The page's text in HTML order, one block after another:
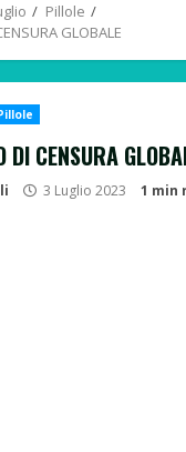
Pillole
GLOBALE
DI CENSURA
3 Luglio 2023 1 min